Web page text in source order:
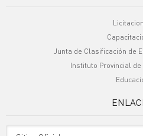
Junta de Clasificación de
Instituto Provincial de